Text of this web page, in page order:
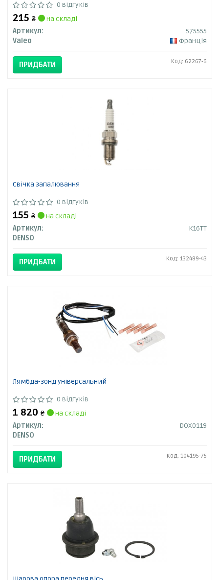
0 відгуків
215 ₴
на складі
Артикул:
575555
Valeo
Франція
ПРИДБАТИ Код: 62267-6
Свічка запалювання
0 відгуків
155 ₴
на складі
Артикул:
K16TT
DENSO
ПРИДБАТИ Код: 132489-43
Лямбда-зонд універсальний
0 відгуків
1 820 ₴
на складі
Артикул:
DOX0119
DENSO
ПРИДБАТИ Код: 104195-75